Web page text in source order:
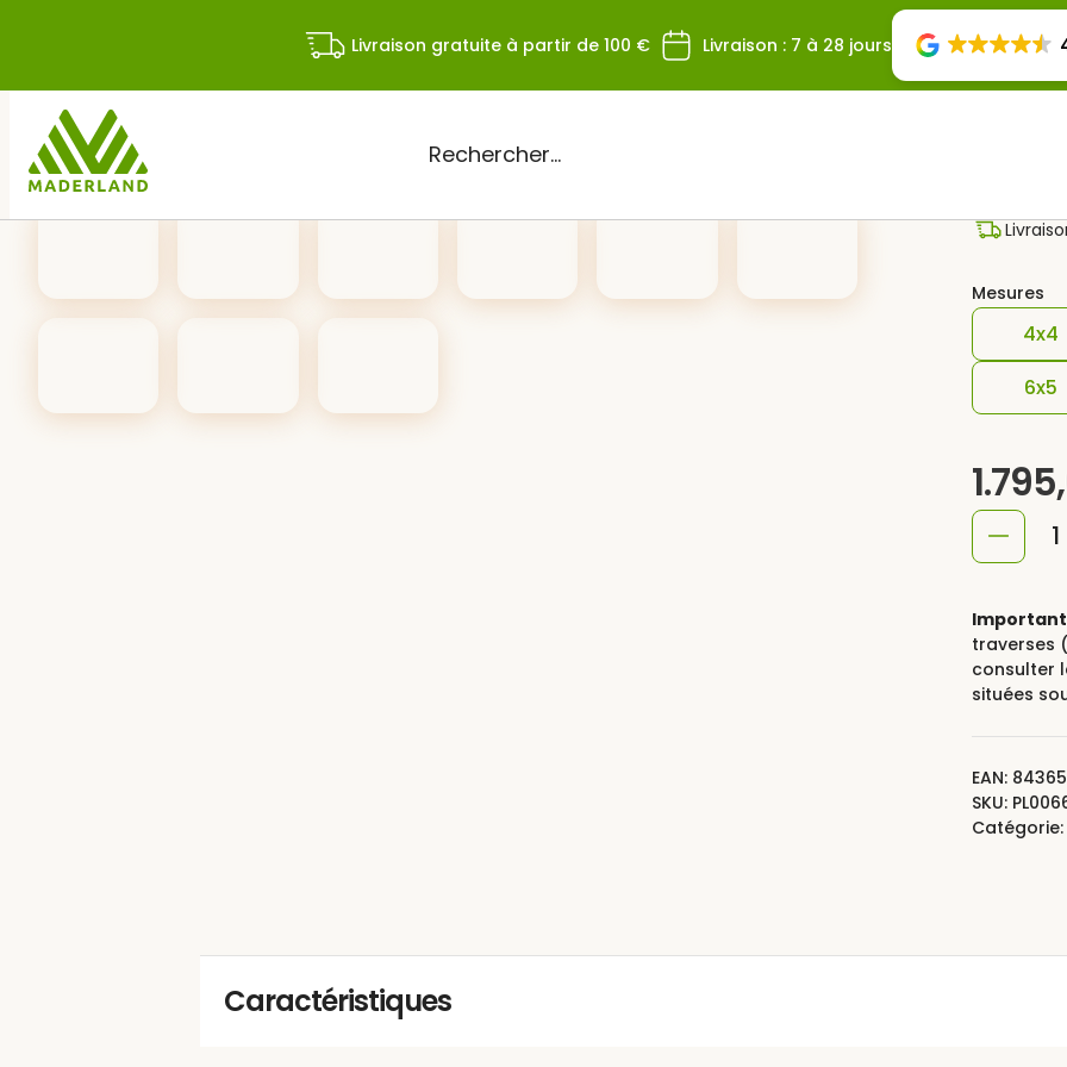
Livraison gratuite à partir de 100 € Livraison : 7 à 28 jours
Rechercher
Mesures
4x4
6x5
quantité
Pergola
bois
traverses
consulter
situées
EAN:
SKU:
Catégorie:
Caractéristiques